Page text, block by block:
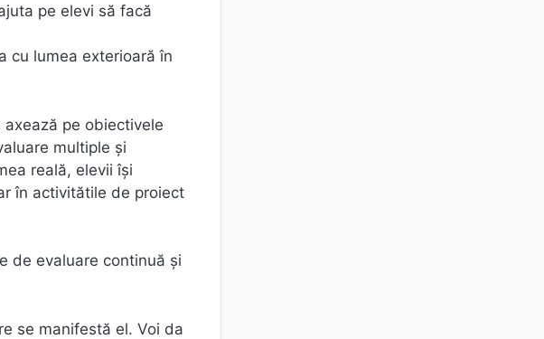
pe elevi să facă
cu lumea exterioară în
pe obiectivele
multiple şi
reală, elevii îşi
în activitătile de proiect
de evaluare continuă şi
se manifestă el. Voi da